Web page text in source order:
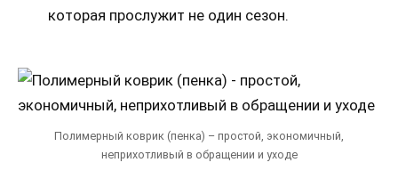
которая прослужит не один сезон.
Полимерный коврик (пенка) – простой, экономичный,
неприхотливый в обращении и уходе